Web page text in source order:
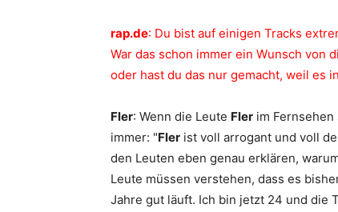
rap.de: Du bist auf einigen Tracks
War das schon immer ein Wunsch von
oder hast du das nur gemacht, weil es
Fler: Wenn die Leute Fler im
immer: "Fler ist voll arrogant und voll
den Leuten eben genau erklären,
Leute müssen verstehen, dass es
Jahre gut läuft. Ich bin jetzt 24 und die